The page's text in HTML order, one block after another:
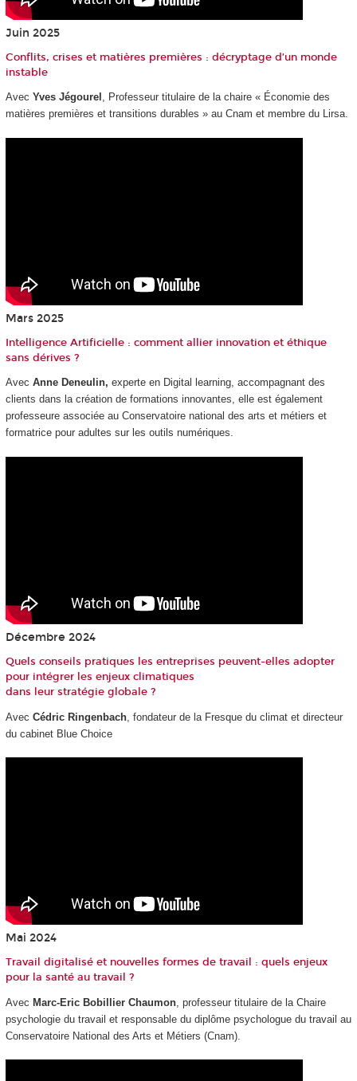
Juin 2025
Conflits, crises et matières premières : décryptage d’un monde
instable
Avec Yves Jégourel , Professeur titulaire de la chaire « Économie des
matières premières et transitions durables » au Cnam et membre du Lirsa.
Mars 2025
Intelligence Artificielle : comment allier innovation et éthique
sans dérives ?
Avec Anne Deneulin, experte en Digital learning, accompagnant des
clients dans la création de formations innovantes, elle est également
professeure associée au Conservatoire national des arts et métiers et
formatrice pour adultes sur les outils numériques.
Décembre 2024
Quels conseils pratiques les entreprises peuvent-elles adopter
pour intégrer les enjeux climatiques
dans leur stratégie globale ?
Avec Cédric Ringenbach, fondateur de la Fresque du climat et directeur
du cabinet Blue Choice
Mai 2024
Travail digitalisé et nouvelles formes de travail : quels enjeux
pour la santé au travail ?
Avec Marc-Eric Bobillier Chaumon, professeur titulaire de la Chaire
psychologie du travail et responsable du diplôme psychologue du travail au
Conservatoire National des Arts et Métiers (Cnam).